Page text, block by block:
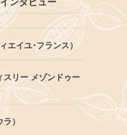
エイユ･フランス）
リー メゾンドゥー
）